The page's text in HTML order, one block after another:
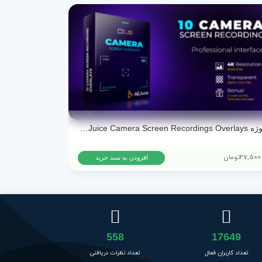
پروژه AEJuice Camera Screen Recordings Overlays برای پریمیر پرو و افترافکت
27,500تومان افزودن به سبد خرید
17649
تعداد کاربران فعال
558
تعداد نظرات دریافتی